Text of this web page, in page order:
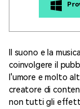
Il suono e la
coinvolgere il
l'umore e molto
creatore di
non tutti gli effetti